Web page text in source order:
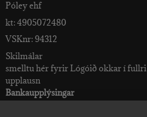
Póley ehf
kt: 4905072480
VSKnr: 94312
Skilmálar
smelltu hér fyrir Lógóið okkar í fullri
upplausn
Bankaupplýsingar